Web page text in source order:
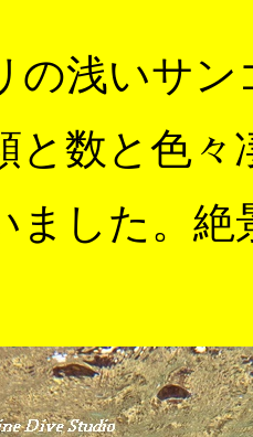
の浅いサン
と数と色々
ました。絶